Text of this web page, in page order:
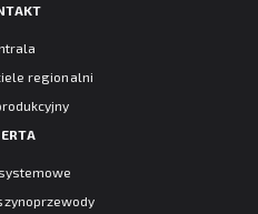
regionalni